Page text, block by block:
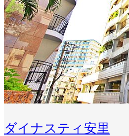
ダイナスティ安里